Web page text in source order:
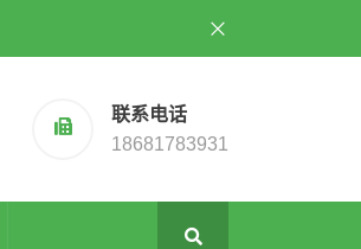
联系电话
18681783931